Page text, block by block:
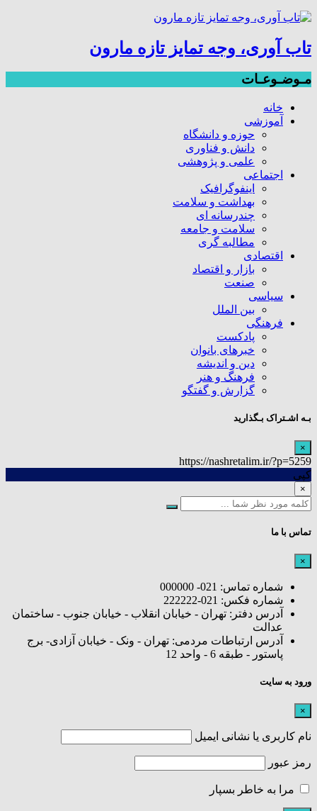
تاب آوری، وجه تمایز تازه مارون
مـوضـوعـات
خانه
آموزشی
حوزه و دانشگاه
دانش و فناوری
علمی و پژوهشی
اجتماعی
اینفوگرافیک
بهداشت و سلامت
چندرسانه ای
سلامت و جامعه
مطالبه گری
اقتصادی
بازار و اقتصاد
صنعت
سیاسی
بین الملل
فرهنگی
پادکست
خبرهای بانوان
دین و اندیشه
فرهنگ و هنر
گزارش و گفتگو
بـه اشـتراک بـگذارید
×
https://nashretalim.ir/?p=5259
کپی
×
تماس با ما
×
شماره تماس: 021- 000000
شماره فکس: 021-222222
آدرس دفتر: تهران - خیابان انقلاب - خیابان جنوب - ساختمان
عدالت
آدرس ارتباطات مردمی: تهران - ونک - خیابان آزادی- برج
پاستور - طبقه 6 - واحد 12
ورود به سایت
×
نام کاربری یا نشانی ایمیل
رمز عبور
مرا به خاطر بسپار